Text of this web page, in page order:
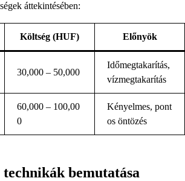
áttekintésében:
Költség (HUF) Előnyök
30,000 – 50,000
Időmegtakarítás,
vízmegtakarítás
60,000 – 100,00
0
Kényelmes, pont
os öntözés
technikák bemutatása